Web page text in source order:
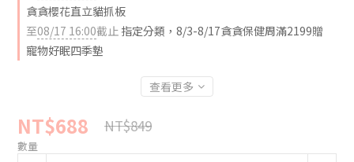
貪貪櫻花直立貓抓板
至08/17 16:00截止 指定分類，8/3-8/17貪貪保健周滿2199贈
寵物好眠四季墊
查看更多
NT$688 NT$849
數量